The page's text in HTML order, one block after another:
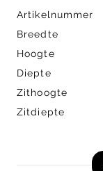
Artikelnummer
Breedte
Hoogte
Diepte
Zithoogte
Zitdiepte